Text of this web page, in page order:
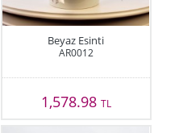
Beyaz Esinti
AR0012
1,578.98 TL